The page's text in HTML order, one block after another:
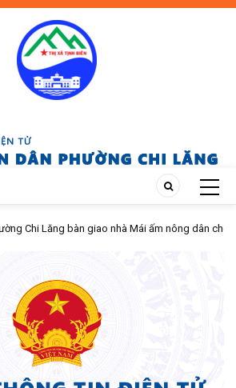
Lăng bàn giao nhà Mái ấm nông dân cho hội